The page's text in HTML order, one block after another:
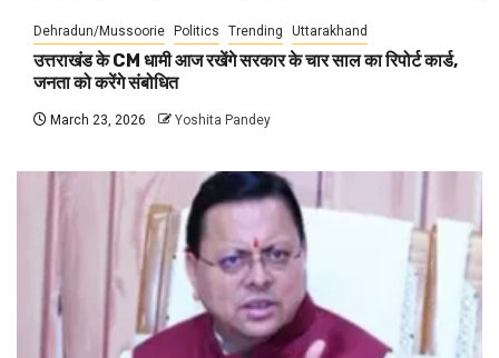
Dehradun/Mussoorie Politics Trending Uttarakhand
उत्तराखंड के CM धामी आज रखेंगे सरकार के चार साल का रिपोर्ट कार्ड,
जनता को करेंगे संबोधित
March 23, 2026 Yoshita Pandey